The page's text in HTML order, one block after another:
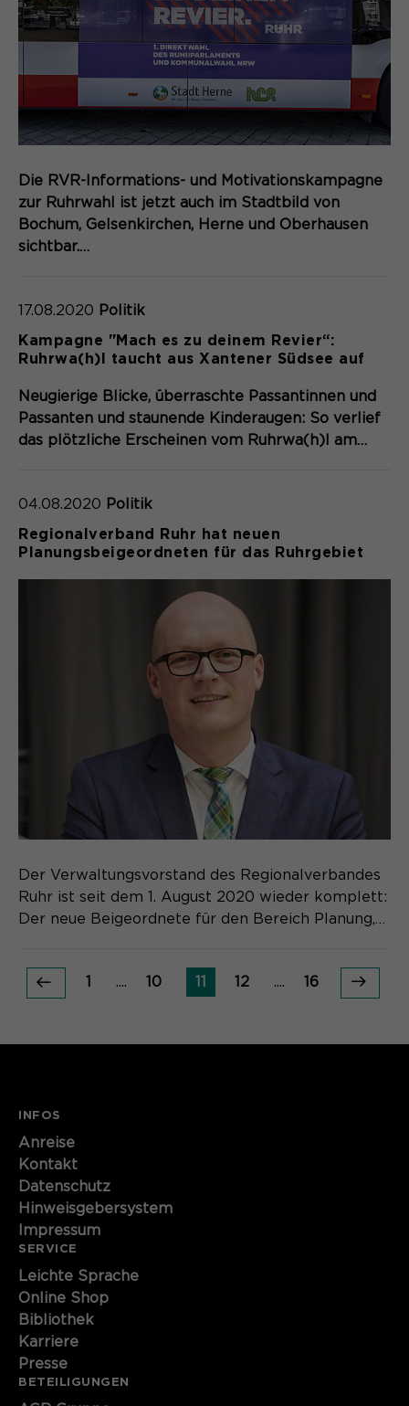
Die RVR-Informations- und Motivationskampagne
zur Ruhrwahl ist jetzt auch im Stadtbild von
Bochum, Gelsenkirchen, Herne und Oberhausen
sichtbar.…
17.08.2020 Politik
Kampagne "Mach es zu deinem Revier“:
Ruhrwa(h)l taucht aus Xantener Südsee auf
Neugierige Blicke, überraschte Passantinnen und
Passanten und staunende Kinderaugen: So verlief
das plötzliche Erscheinen vom Ruhrwa(h)l am…
04.08.2020 Politik
Regionalverband Ruhr hat neuen
Planungsbeigeordneten für das Ruhrgebiet
Der Ver­wal­tungs­vorstand des Regionalverbandes
Ruhr ist seit dem 1. August 2020 wieder kom­plett:
Der neue Bei­geord­nete für den Bereich Planung,…
1 .... 10 11 12 .... 16
INFOS
Anreise
Kontakt
Datenschutz
Hinweisgebersystem
Impressum
SERVICE
Leichte Sprache
Online Shop
Bibliothek
Karriere
Presse
BETEILIGUNGEN